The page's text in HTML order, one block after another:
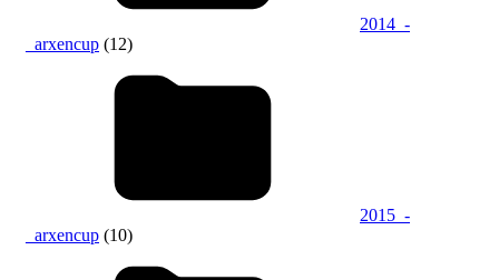
2014_-
_arxencup (12)
2015_-
_arxencup (10)